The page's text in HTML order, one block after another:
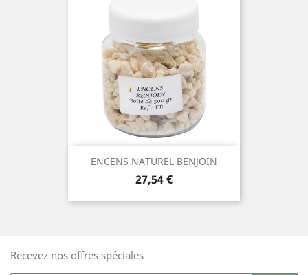
ENCENS NATUREL BENJOIN
Prix
27,54 €
Recevez nos offres spéciales